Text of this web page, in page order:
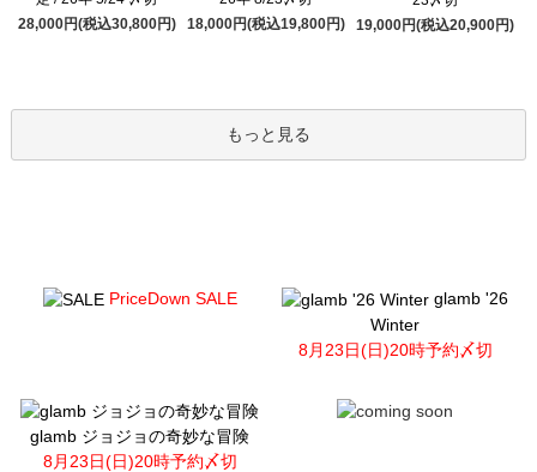
28,000円(税込30,800円)
18,000円(税込19,800円)
19,000円(税込20,900円)
もっと見る
PriceDown SALE
glamb '26
Winter
8月23日(日)20時予約〆切
glamb ジョジョの奇妙な冒険
8月23日(日)20時予約〆切